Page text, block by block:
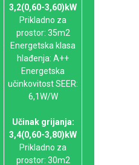
3,2(0,60-3,60)kW
Prikladno za
prostor: 35m2
Energetska klasa
hlađenja: A++
Energetska
učinkovitost SEER:
6,1W/W
Učinak grijanja:
3,4(0,60-3,80)kW
Prikladno za
prostor: 30m2